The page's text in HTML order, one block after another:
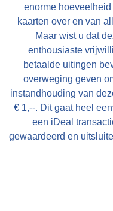
enorme
kaarten over en van
Maar wist u dat
enthousiaste
betaalde uitingen
overweging geven
instandhouding van
€ 1,--. Dit gaat heel
een iDeal
gewaardeerd en